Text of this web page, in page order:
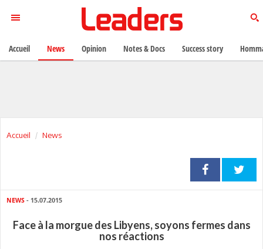
Accueil News
NEWS - 15.07.2015
Face à la morgue des Libyens, soyons fermes dans
nos réactions
Accueil News Opinion Notes & Docs Success story